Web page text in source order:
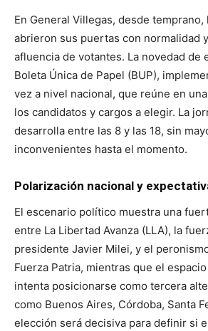
En General Villegas, desde temprano,
abrieron sus puertas con normalidad
afluencia de votantes. La novedad de
Boleta Única de Papel (BUP),
vez a nivel nacional, que reúne en
los candidatos y cargos a elegir. La
desarrolla entre las 8 y las 18, sin
inconvenientes hasta el momento.
Polarización nacional y
El escenario político muestra una
entre La Libertad Avanza (LLA), la
presidente Javier Milei, y el
Fuerza Patria, mientras que el
intenta posicionarse como tercera
como Buenos Aires, Córdoba, Santa
elección será decisiva para definir si